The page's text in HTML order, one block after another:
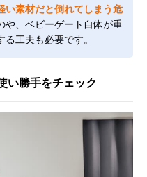
い素材だと倒れてしまう危
や、ベビーゲート自体が重
工夫も必要です。
い勝手をチェック